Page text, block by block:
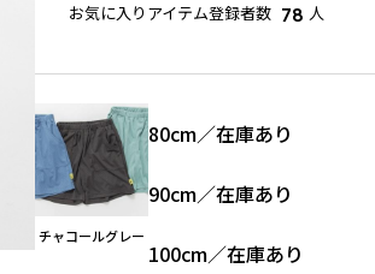
お気に入りアイテム登録者数 78 人
チャコールグレー
80cm／在庫あり
90cm／在庫あり
100cm／在庫あり